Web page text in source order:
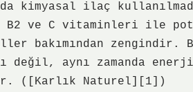
ilaç
ve C vitaminleri ile
bakımından zengindir.
değil, aynı zamanda
([Karlık Naturel][1])